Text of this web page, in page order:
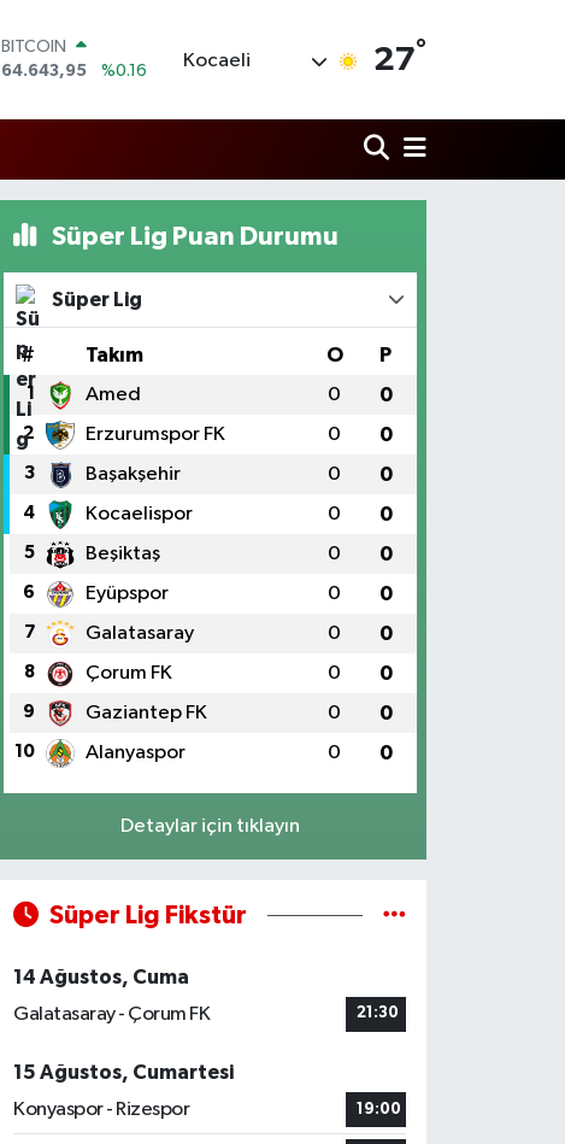
BITCOIN
64.643,95
%0.16
47,6006
%0.06
GRAM ALTIN
BİST100
13.768
%48
Kocaeli 27°
Süper Lig Puan Durumu
Süper Lig
# Takım O P
1 Amed 0 0
2 Erzurumspor FK 0 0
3 Başakşehir 0 0
4 Kocaelispor 0 0
5 Beşiktaş 0 0
6 Eyüpspor 0 0
7 Galatasaray 0 0
8 Çorum FK 0 0
9 Gaziantep FK 0 0
10 Alanyaspor 0 0
Detaylar için tıklayın
Süper Lig Fikstür
14 Ağustos, Cuma
Galatasaray - Çorum FK
21:30
15 Ağustos, Cumartesi
Konyaspor - Rizespor
19:00